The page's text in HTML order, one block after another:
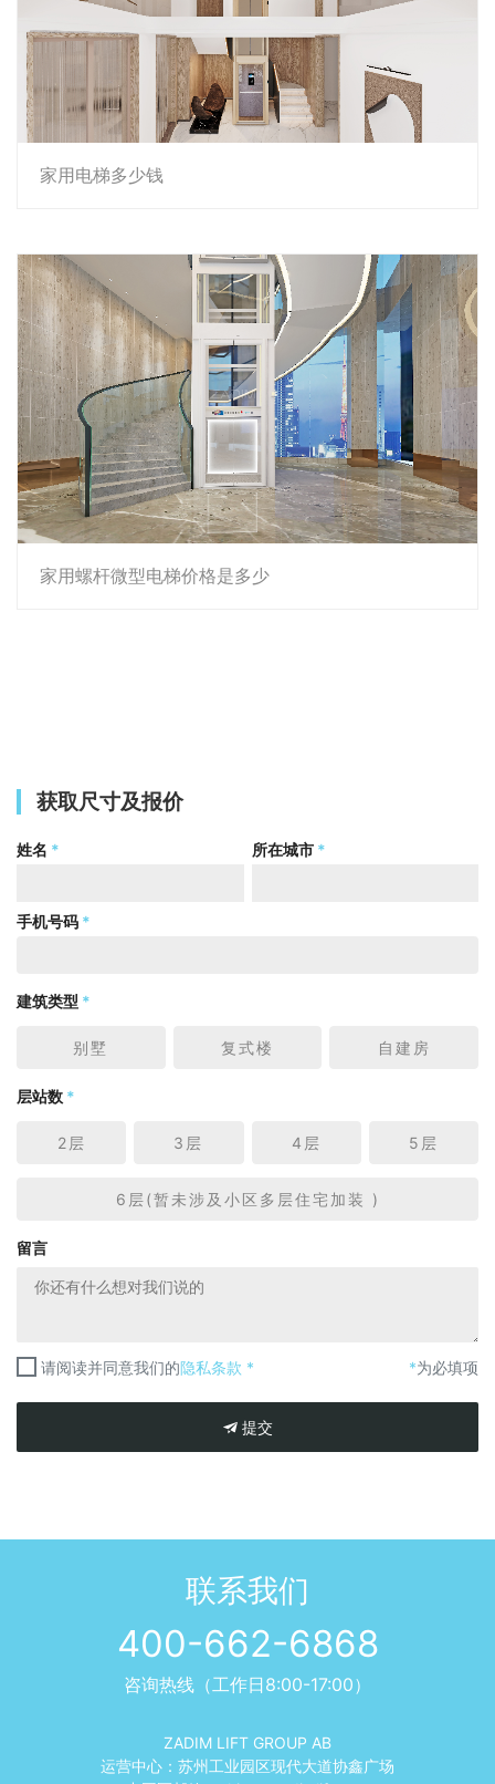
家用电梯多少钱
家用螺杆微型电梯价格是多少
获取尺寸及报价
姓名 * 所在城市 *
手机号码 *
建筑类型 *
别墅 复式楼 自建房
层站数 *
2层 3层 4层 5层
6层(暂未涉及小区多层住宅加装 )
留言
请阅读并同意我们的隐私条款 * *为必填项
提交
联系我们
400-662-6868
咨询热线（工作日8:00-17:00）
ZADIM LIFT GROUP AB
运营中心：苏州工业园区现代大道协鑫广场